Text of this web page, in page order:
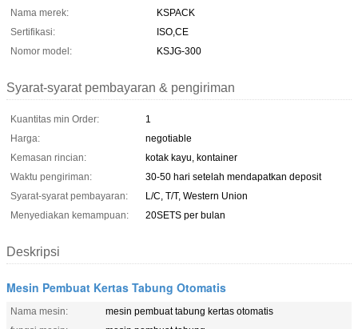
Nama merek:
KSPACK
Sertifikasi:
ISO,CE
Nomor model:
KSJG-300
Syarat-syarat pembayaran & pengiriman
Kuantitas min Order:
1
Harga:
negotiable
Kemasan rincian:
kotak kayu, kontainer
Waktu pengiriman:
30-50 hari setelah mendapatkan deposit
Syarat-syarat pembayaran:
L/C, T/T, Western Union
Menyediakan kemampuan:
20SETS per bulan
Deskripsi
Mesin Pembuat Kertas Tabung Otomatis
Nama mesin:
mesin pembuat tabung kertas otomatis